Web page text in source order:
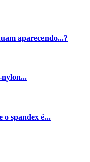
aparecendo...?
nylon...
o spandex é...